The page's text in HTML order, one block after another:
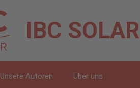
IBC SOLAR
Unsere Autoren Über uns